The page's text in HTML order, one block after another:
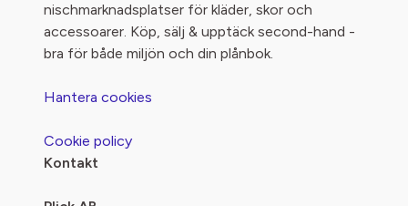
nischmarknadsplatser för kläder, skor och
accessoarer. Köp, sälj & upptäck second-hand -
bra för både miljön och din plånbok.
Hantera cookies
Cookie policy
Kontakt